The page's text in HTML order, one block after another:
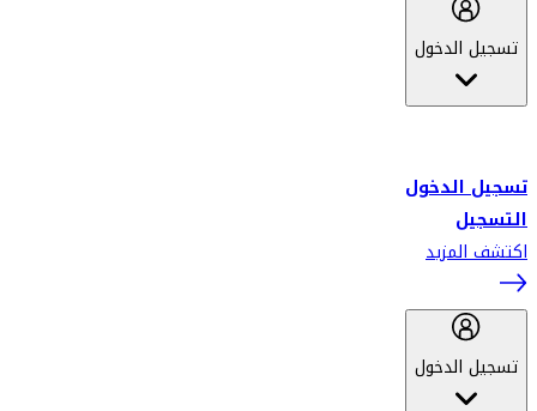
تسجيل الدخول
تسجيل الدخول
التسجيل
اكتشف المزيد
تسجيل الدخول